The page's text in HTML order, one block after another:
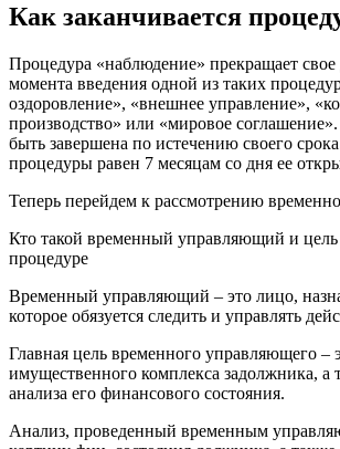
Как заканчивается
Процедура «наблюдение» прекращает свое
момента введения одной из таких
оздоровление», «внешнее управление»,
производство» или «мировое
быть завершена по истечению своего
процедуры равен 7 месяцам со дня ее
Теперь перейдем к рассмотрению
Кто такой временный управляющий и цель
процедуре
Временный управляющий – это лицо,
которое обязуется следить и управлять
Главная цель временного управляющего –
имущественного комплекса задолжника, а
анализа его финансового состояния.
Анализ, проведенный временным